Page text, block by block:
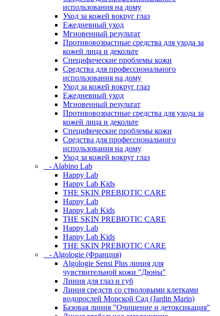
использования на дому
Уход за кожей вокруг глаз
Ежедневный уход
Мгновенный результат
Противовозрастные средства для ухода за
кожей лица и декольте
Специфические проблемы кожи
Средства для профессионального
использования на дому
Уход за кожей вокруг глаз
Ежедневный уход
Мгновенный результат
Противовозрастные средства для ухода за
кожей лица и декольте
Специфические проблемы кожи
Средства для профессионального
использования на дому
Уход за кожей вокруг глаз
- Alabino Lab
Happy Lab
Happy Lab Kids
THE SKIN PREBIOTIC CARE
Happy Lab
Happy Lab Kids
THE SKIN PREBIOTIC CARE
Happy Lab
Happy Lab Kids
THE SKIN PREBIOTIC CARE
- Algologie (Франция)
Algologie Sensi Plus линия для
чувcтвительной кожи "Дюны"
Линия для глаз и губ
Линия средств со стволовыми клетками
водорослей Морской Сад (Jardin Marin)
Базовая линия "Очищение и детоксикация"